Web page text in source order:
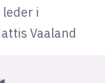
i
Vaaland